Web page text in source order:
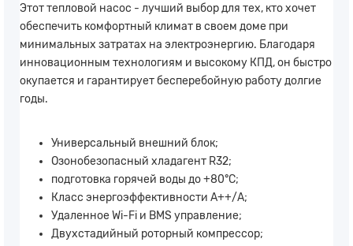
Этот тепловой насос - лучший выбор для тех, кто хочет
обеспечить комфортный климат в своем доме при
минимальных затратах на электроэнергию. Благодаря
инновационным технологиям и высокому КПД, он быстро
окупается и гарантирует бесперебойную работу долгие
годы.
Универсальный внешний блок;
Озонобезопасный хладагент R32;
подготовка горячей воды до +80°С;
Класс энергоэффективности А++/А;
Удаленное Wi-Fi и BMS управление;
Двухстадийный роторный компрессор;